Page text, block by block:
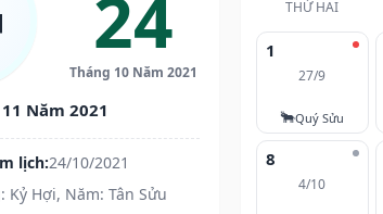
24
Tháng 10 Năm 2021
Năm 2021
lịch:24/10/2021
Kỷ Hợi, Năm: Tân Sửu
THỨ HAI
1
27/9
🐂Quý Sửu
8
4/10